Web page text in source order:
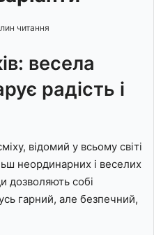
читання
весела
радість і
відомий у всьому світі
неординарних і веселих
дозволяють собі
гарний, але безпечний,